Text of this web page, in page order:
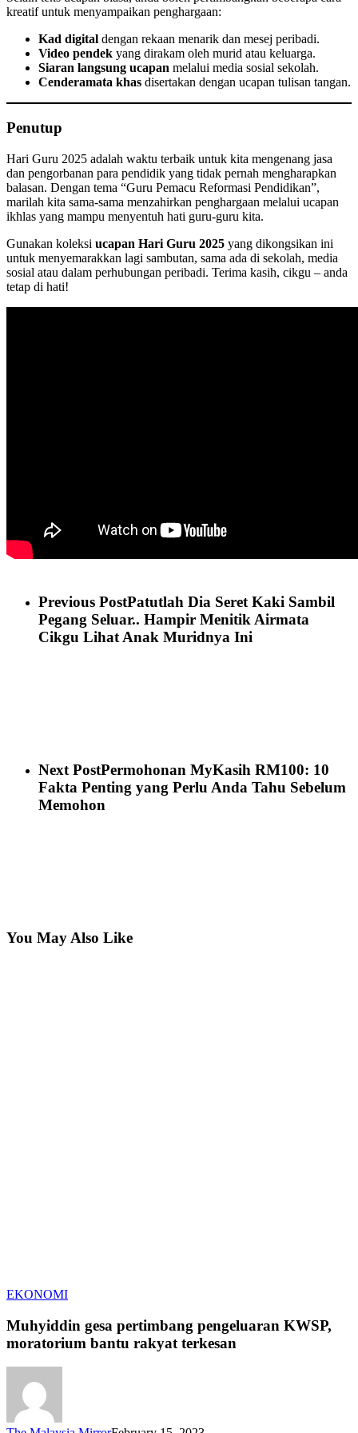
kreatif untuk menyampaikan penghargaan:
Kad digital dengan rekaan menarik dan mesej peribadi.
Video pendek yang dirakam oleh murid atau keluarga.
Siaran langsung ucapan melalui media sosial sekolah.
Cenderamata khas disertakan dengan ucapan tulisan tangan.
Penutup
Hari Guru 2025 adalah waktu terbaik untuk kita mengenang jasa
dan pengorbanan para pendidik yang tidak pernah mengharapkan
balasan. Dengan tema “Guru Pemacu Reformasi Pendidikan”,
marilah kita sama-sama menzahirkan penghargaan melalui ucapan
ikhlas yang mampu menyentuh hati guru-guru kita.
Gunakan koleksi ucapan Hari Guru 2025 yang dikongsikan ini
untuk menyemarakkan lagi sambutan, sama ada di sekolah, media
sosial atau dalam perhubungan peribadi. Terima kasih, cikgu – anda
tetap di hati!
Previous PostPatutlah Dia Seret Kaki Sambil
Pegang Seluar.. Hampir Menitik Airmata
Cikgu Lihat Anak Muridnya Ini
Next PostPermohonan MyKasih RM100: 10
Fakta Penting yang Perlu Anda Tahu Sebelum
Memohon
You May Also Like
EKONOMIMuhyiddin
pertimbang
pengeluaran
KWSP,
Muhyiddin gesa pertimbang pengeluaran KWSP,
moratorium bantu rakyat terkesan